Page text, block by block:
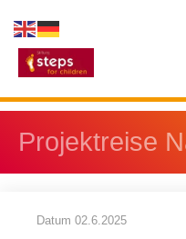
Inhalt
springen
Projektreise
Datum 02.6.2025